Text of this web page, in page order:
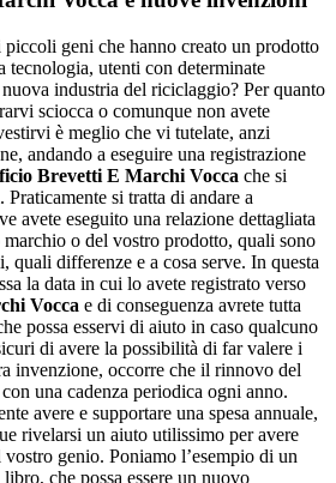
geni che hanno creato un prodotto
tecnologia, utenti con determinate
industria del riciclaggio? Per quanto
sciocca o comunque non avete
è meglio che vi tutelate, anzi
andando a eseguire una registrazione
Brevetti E Marchi Vocca che si
si tratta di andare a
avete eseguito una relazione dettagliata
o del vostro prodotto, quali sono
quali differenze e a cosa serve. In questa
la data in cui lo avete registrato verso
Vocca e di conseguenza avrete tutta
possa esservi di aiuto in caso qualcuno
di avere la possibilità di far valere i
invenzione, occorre che il rinnovo del
una cadenza periodica ogni anno.
avere e supportare una spesa annuale,
rivelarsi un aiuto utilissimo per avere
genio. Poniamo l’esempio di un
che possa essere un nuovo